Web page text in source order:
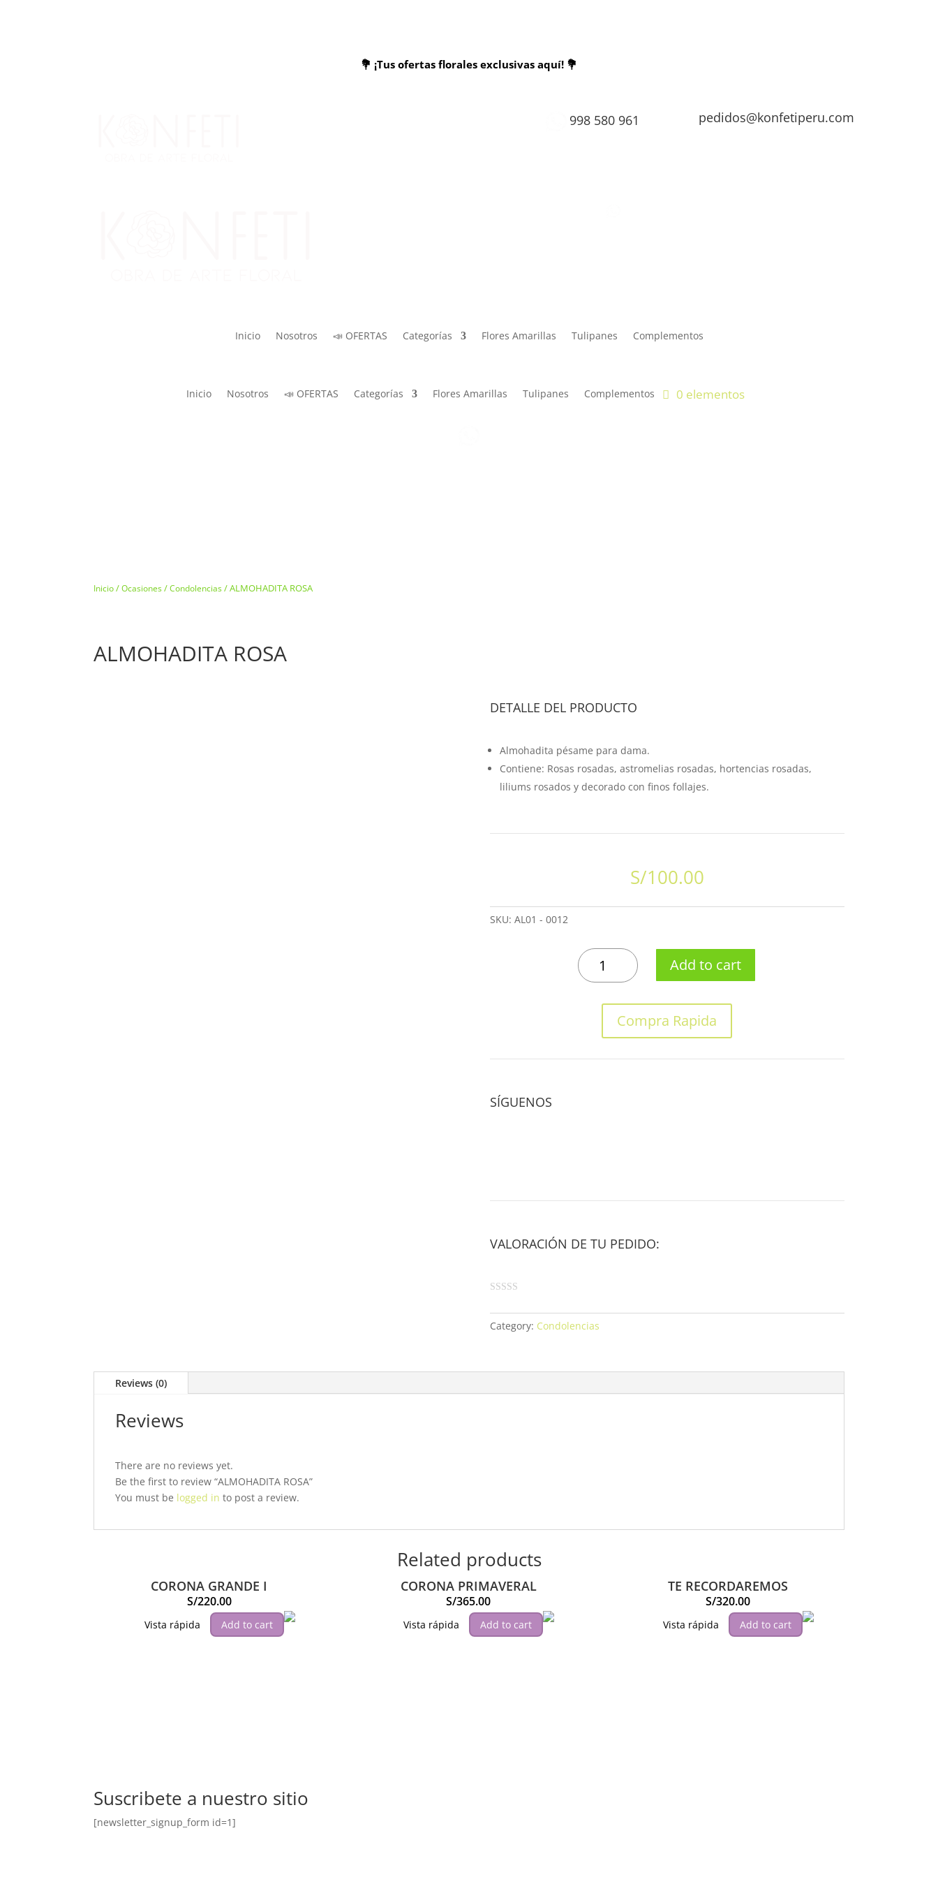
💐 ¡Tus ofertas florales exclusivas aquí! 💐
998 580 961 pedidos@konfetiperu.com
Inicio Nosotros 📣 OFERTAS Categorías Flores Amarillas Tulipanes Complementos
Inicio Nosotros 📣 OFERTAS Categorías Flores Amarillas Tulipanes Complementos 0 elementos
Inicio/Ocasiones/Condolencias/ ALMOHADITA ROSA
ALMOHADITA ROSA
DETALLE DEL PRODUCTO
Almohadita pésame para dama.
Contiene: Rosas rosadas, astromelias rosadas, hortencias rosadas,
liliums rosados y decorado con finos follajes.
S/100.00
SKU: AL01 - 0012
ALMOHADITA
ROSA
Add to cart
Compra Rapida
SÍGUENOS
VALORACIÓN DE TU PEDIDO:
Category: Condolencias
Reviews (0)
Reviews
There are no reviews yet.
Be the first to review “ALMOHADITA ROSA”
You must be logged in to post a review.
Related products
CORONA GRANDE I
S/220.00
Vista rápida Add to cart
CORONA PRIMAVERAL
S/365.00
Vista rápida Add to cart
TE RECORDAREMOS
S/320.00
Vista rápida Add to cart
Suscribete a nuestro sitio
[newsletter_signup_form id=1]